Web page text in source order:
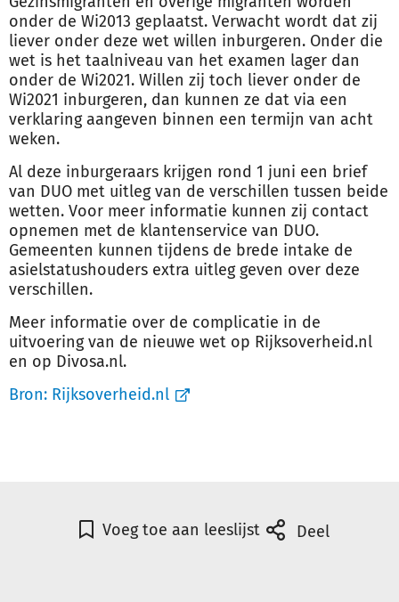
onder de Wi2013 geplaatst. Verwacht wordt dat zij
liever onder deze wet willen inburgeren. Onder die
wet is het taalniveau van het examen lager dan
onder de Wi2021. Willen zij toch liever onder de
Wi2021 inburgeren, dan kunnen ze dat via een
verklaring aangeven binnen een termijn van acht
weken.
Al deze inburgeraars krijgen rond 1 juni een brief
van DUO met uitleg van de verschillen tussen beide
wetten. Voor meer informatie kunnen zij contact
opnemen met de klantenservice van DUO.
Gemeenten kunnen tijdens de brede intake de
asielstatushouders extra uitleg geven over deze
verschillen.
Meer informatie over de complicatie in de
uitvoering van de nieuwe wet op Rijksoverheid.nl
en op Divosa.nl.
Bron: Rijksoverheid.nl
Voeg toe aan leeslijst Deel